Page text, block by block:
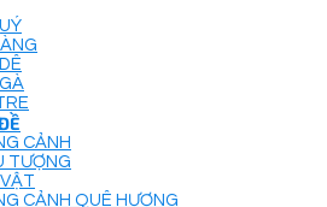
CẢNH
TƯỢNG
CẢNH QUÊ HƯƠNG